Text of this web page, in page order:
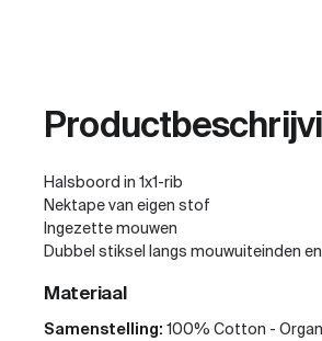
Halsboord in 1x1-rib
Nektape van eigen stof
Ingezette mouwen
Dubbel stiksel langs mouwuiteinden
Materiaal
Samenstelling: 100% Cotton -